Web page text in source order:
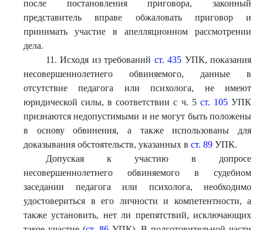
после постановления приговора, законный
представитель вправе обжаловать приговор и
принимать участие в апелляционном рассмотрении
дела.
11. Исходя из требований ст. 435 УПК, показания
несовершеннолетнего обвиняемого, данные в
отсутствие педагога или психолога, не имеют
юридической силы, в соответствии с ч. 5 ст. 105УПК
признаются недопустимыми и не могут быть положены
в основу обвинения, а также использованы для
доказывания обстоятельств, указанных в ст. 89 УПК.
Допуская к участию в допросе
несовершеннолетнего обвиняемого в судебном
заседании педагога или психолога, необходимо
удостовериться в его личности и компетентности, а
также установить, нет ли препятствий, исключающих